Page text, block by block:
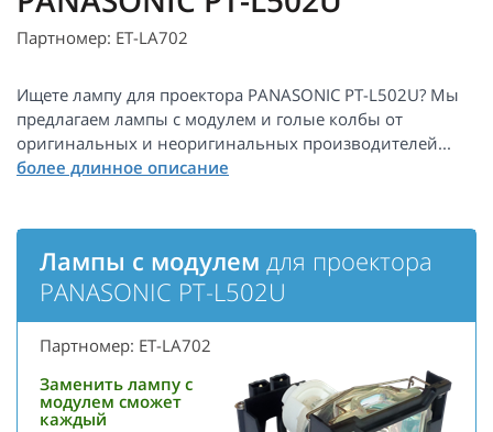
Партномер: ET-LA702
Ищете лампу для проектора PANASONIC PT-L502U? Мы
предлагаем лампы с модулем и голые колбы от
оригинальных и неоригинальных производителей...
Лампы с модулем для проектора
PANASONIC PT-L502U
Партномер: ET-LA702
Заменить лампу с
модулем сможет
каждый